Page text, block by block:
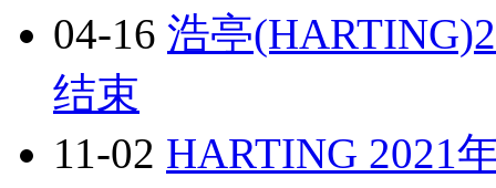
04-16 浩亭
结束
11-02 HARTING 2021